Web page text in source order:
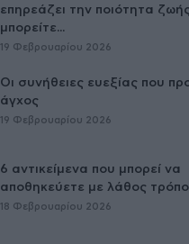
επηρεάζει την ποιότητα ζωής
μπορείτε...
19 Φεβρουαρίου 2026
Οι συνήθειες ευεξίας που
άγχος
19 Φεβρουαρίου 2026
6 αντικείμενα που μπορεί να
αποθηκεύετε με λάθος τρόπο
18 Φεβρουαρίου 2026